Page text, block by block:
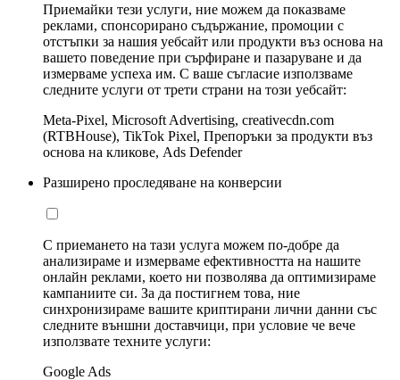
Приемайки тези услуги, ние можем да показваме
реклами, спонсорирано съдържание, промоции с
отстъпки за нашия уебсайт или продукти въз основа на
вашето поведение при сърфиране и пазаруване и да
измерваме успеха им. С ваше съгласие използваме
следните услуги от трети страни на този уебсайт:
Meta-Pixel, Microsoft Advertising, creativecdn.com
(RTBHouse), TikTok Pixel, Препоръки за продукти въз
основа на кликове, Ads Defender
Разширено проследяване на конверсии
С приемането на тази услуга можем по-добре да
анализираме и измерваме ефективността на нашите
онлайн реклами, което ни позволява да оптимизираме
кампаниите си. За да постигнем това, ние
синхронизираме вашите криптирани лични данни със
следните външни доставчици, при условие че вече
използвате техните услуги:
Google Ads